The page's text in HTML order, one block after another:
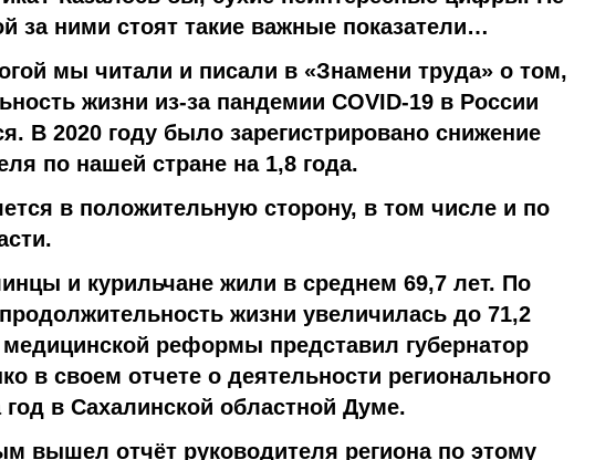
за ними стоят такие важные показатели…
мы читали и писали в «Знамени труда» о том,
жизни из-за пандемии COVID-19 в России
В 2020 году было зарегистрировано снижение
по нашей стране на 1,8 года.
в положительную сторону, в том числе и по
и курильчане жили в среднем 69,7 лет. По
жизни увеличилась до 71,2
медицинской реформы представил губернатор
в своем отчете о деятельности регионального
год в Сахалинской областной Думе.
вышел отчёт руководителя региона по этому